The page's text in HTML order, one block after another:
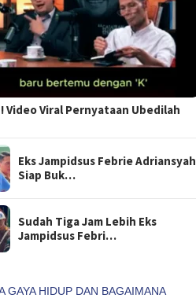
Video Viral Pernyataan Ubedilah
Eks Jampidsus Febrie Adriansyah
Siap Buk…
Sudah Tiga Jam Lebih Eks
Jampidsus Febri…